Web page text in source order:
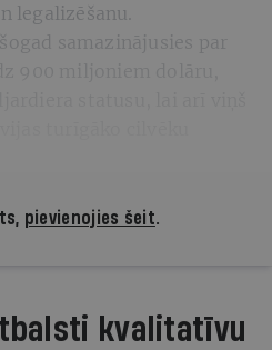
legalizēšanu.
samazinājusies par
pievienojies šeit.
kvalitatīvu